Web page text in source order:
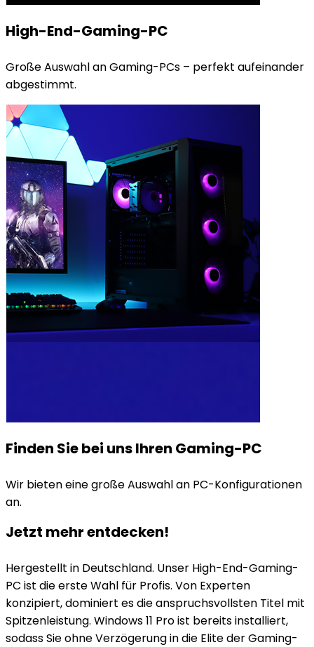
High-End-Gaming-PC
Große Auswahl an Gaming-PCs – perfekt aufeinander
abgestimmt.
Finden Sie bei uns Ihren Gaming-PC
Wir bieten eine große Auswahl an PC-Konfigurationen
an.
Jetzt mehr entdecken!
Hergestellt in Deutschland. Unser High-End-Gaming-
PC ist die erste Wahl für Profis. Von Experten
konzipiert, dominiert es die anspruchsvollsten Titel mit
Spitzenleistung. Windows 11 Pro ist bereits installiert,
sodass Sie ohne Verzögerung in die Elite der Gaming-